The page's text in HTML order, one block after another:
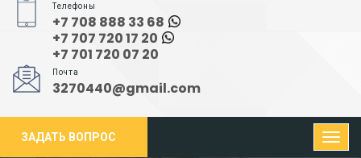
Телефоны
+7 708 888 33 68
+7 707 720 17 20
+7 701 720 07 20
Почта
3270440@gmail.com
ЗАДАТЬ ВОПРОС